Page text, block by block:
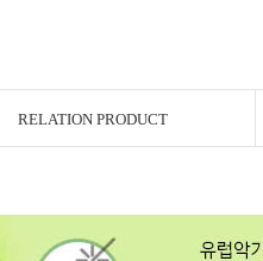
RELATION PRODUCT